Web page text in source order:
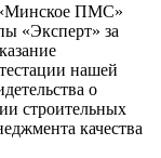
«Минское ПМС»
«Эксперт» за
нашей
о
строительных
качества